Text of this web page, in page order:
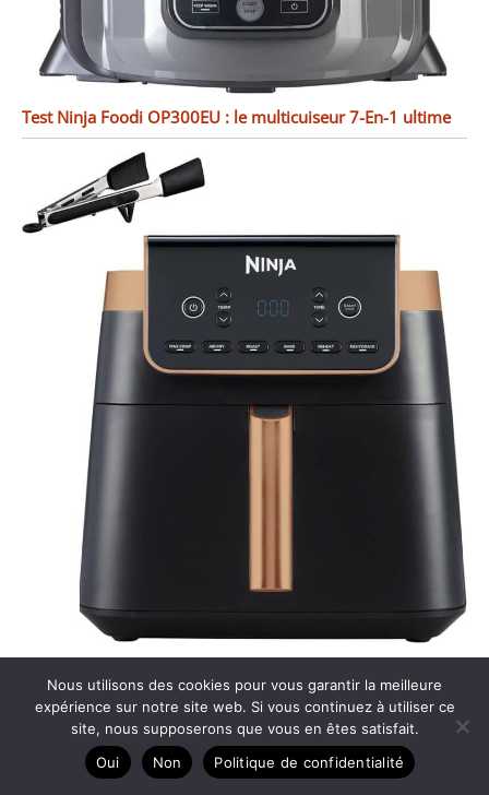
Test Ninja Foodi OP300EU : le multicuiseur 7-En-1 ultime
6, 2 L
Nous utilisons des cookies pour vous garantir la meilleure
expérience sur notre site web. Si vous continuez à utiliser ce
site, nous supposerons que vous en êtes satisfait.
Oui
Non Politique de confidentialité